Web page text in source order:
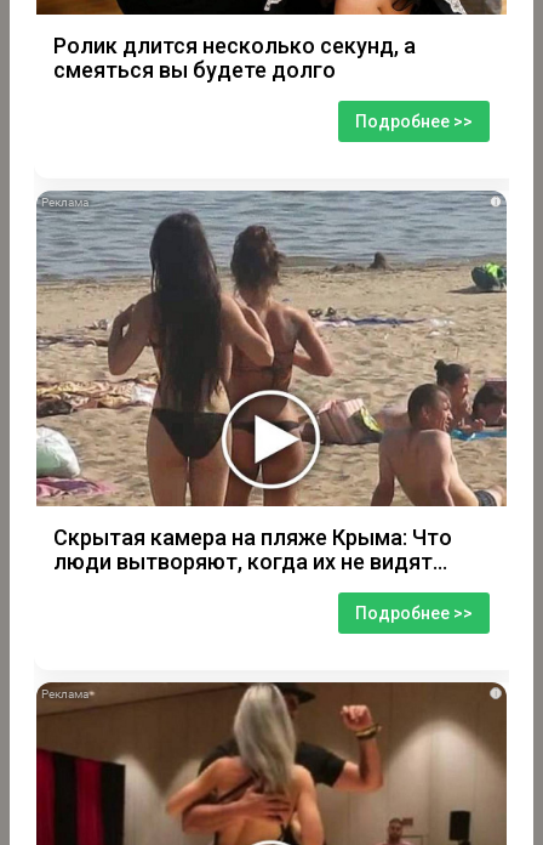
Ролик длится несколько секунд, а
смеяться вы будете долго
Подробнее >>
i
Скрытая камера на пляже Крыма: Что
люди вытворяют, когда их не видят...
Подробнее >>
i